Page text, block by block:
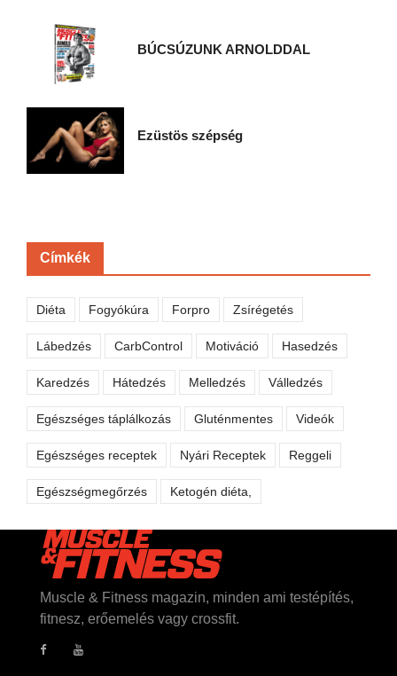
BÚCSÚZUNK ARNOLDDAL
Ezüstös szépség
Címkék
Diéta Fogyókúra Forpro Zsírégetés
Lábedzés CarbControl Motiváció Hasedzés
Karedzés Hátedzés Melledzés Válledzés
Egészséges táplálkozás Gluténmentes Videók
Egészséges receptek Nyári Receptek Reggeli
Egészségmegőrzés Ketogén diéta,
Muscle & Fitness magazin, minden ami testépítés,
fitnesz, erőemelés vagy crossfit.